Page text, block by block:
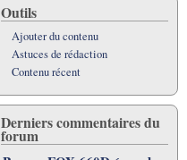
Outils
Ajouter du contenu
Astuces de rédaction
Contenu récent
Derniers commentaires du
forum